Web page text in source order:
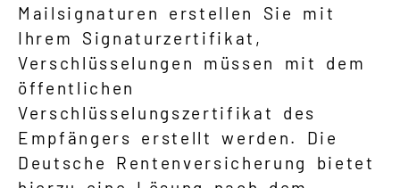
Mailsignaturen erstellen Sie mit
Ihrem Signaturzertifikat,
Verschlüsselungen müssen mit dem
öffentlichen
Verschlüsselungszertifikat des
Empfängers erstellt werden. Die
Deutsche Rentenversicherung bietet